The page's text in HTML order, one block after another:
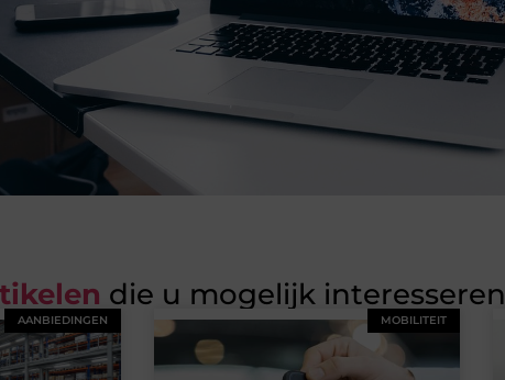
die u mogelijk interesseren
AANBIEDINGEN MOBILITEIT